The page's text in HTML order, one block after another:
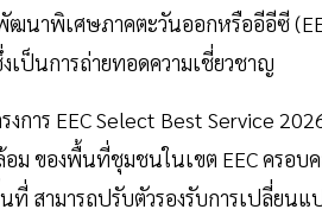
นาพิเศษภาคตะวันออกหรืออีอีซี
งเป็นการถ่ายทอดความเชี่ยวชาญ
งการ EEC Select Best Service
ม ของพื้นที่ชุมชนในเขต EEC ครอบ
สามารถปรับตัวรองรับการเปลี่ยนแ